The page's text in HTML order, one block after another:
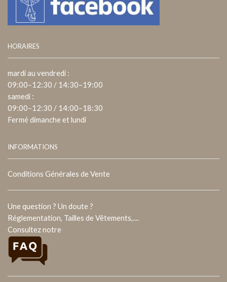
HORAIRES
mardi au vendredi :
09:00–12:30 / 14:30–19:00
samedi :
09:00–12:30 / 14:00–18:30
Fermé dimanche et lundi
INFORMATIONS
Conditions Générales de Vente
Une question ? Un doute ?
Réglementation, Tailles de Vêtements,....
Consultez notre